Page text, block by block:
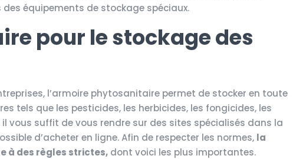
équipements de stockage spéciaux.
pour le stockage des
l’armoire phytosanitaire permet de stocker en toute
tels que les pesticides, les herbicides, les fongicides, les
il vous suffit de vous rendre sur des sites spécialisés dans la
d’acheter en ligne. Afin de respecter les normes, la
à des règles strictes, dont voici les plus importantes.